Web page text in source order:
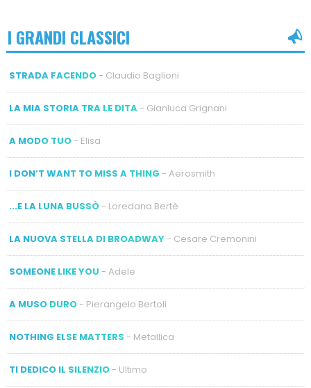
I GRANDI CLASSICI
STRADA FACENDO- Claudio Baglioni
LA MIA STORIA TRA LE DITA- Gianluca Grignani
A MODO TUO- Elisa
I DON’T WANT TO MISS A THING - Aerosmith
...E LA LUNA BUSSÒ- Loredana Bertè
LA NUOVA STELLA DI BROADWAY- Cesare Cremonini
SOMEONE LIKE YOU - Adele
A MUSO DURO- Pierangelo Bertoli
NOTHING ELSE MATTERS - Metallica
TI DEDICO IL SILENZIO- Ultimo